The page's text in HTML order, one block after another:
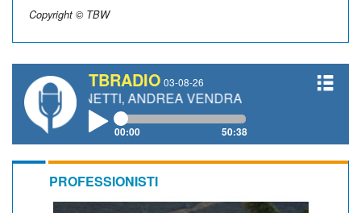
Copyright © TBW
TBRADIO 03-08-26
GIANETTI, ANDREA VENDRAME, FILIPPO FIORELLI
00:00 50:38
PROFESSIONISTI